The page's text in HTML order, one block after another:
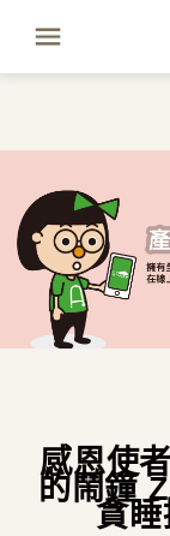
感恩使
的鬧鐘
貪